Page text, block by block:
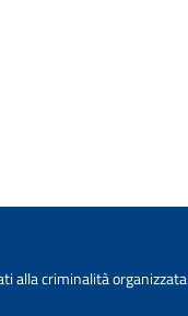
alla criminalità organizzata